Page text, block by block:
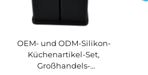
OEM- und ODM-Silikon-
Küchenartikel-Set,
Großhandels-